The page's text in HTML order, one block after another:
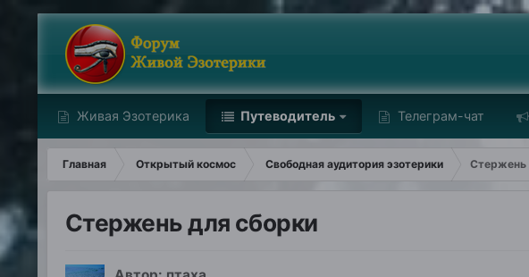
Живая Эзотерика Путеводитель Телеграм-чат
Главная Открытый космос Свободная аудитория эзотерики Стержень
Стержень для сборки